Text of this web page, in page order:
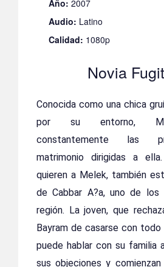
Año: 2007
Audio: Latino
Calidad: 1080p
Novia
Conocida como una chica
por su entorno,
constantemente las
matrimonio dirigidas a
quieren a Melek, también
de Cabbar A?a, uno de
región. La joven, que
Bayram de casarse con todo
puede hablar con su familia
sus objeciones y